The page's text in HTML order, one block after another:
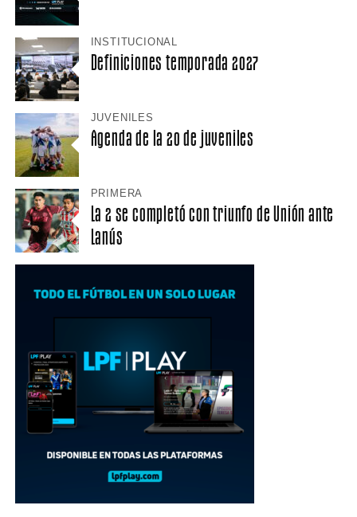
INSTITUCIONAL
Definiciones temporada 2027
JUVENILES
Agenda de la 20 de juveniles
PRIMERA
La 2 se completó con triunfo de Unión ante
Lanús